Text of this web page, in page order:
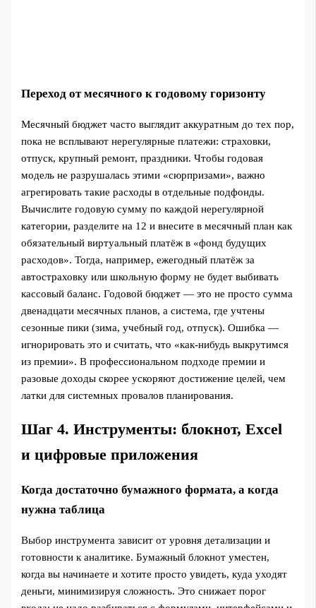
Переход от месячного к годовому горизонту
Месячный бюджет часто выглядит аккуратным до тех пор,
пока не всплывают нерегулярные платежи: страховки,
отпуск, крупный ремонт, праздники. Чтобы годовая
модель не разрушалась этими «сюрпризами», важно
агрегировать такие расходы в отдельные подфонды.
Вычислите годовую сумму по каждой нерегулярной
категории, разделите на 12 и внесите в месячный план как
обязательный виртуальный платёж в «фонд будущих
расходов». Тогда, например, ежегодный платёж за
автостраховку или школьную форму не будет выбивать
кассовый баланс. Годовой бюджет — это не просто сумма
двенадцати месячных планов, а система, где учтены
сезонные пики (зима, учебный год, отпуск). Ошибка —
игнорировать это и считать, что «как‑нибудь выкрутимся
из премии». В профессиональном подходе премии и
разовые доходы скорее ускоряют достижение целей, чем
латки для системных провалов планирования.
Шаг 4. Инструменты: блокнот, Excel
и цифровые приложения
Когда достаточно бумажного формата, а когда
нужна таблица
Выбор инструмента зависит от уровня детализации и
готовности к аналитике. Бумажный блокнот уместен,
когда вы начинаете и хотите просто увидеть, куда уходят
деньги, минимизируя сложность. Это снижает порог